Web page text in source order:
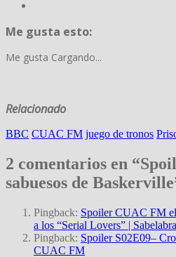
Me gusta esto:
Me gusta Cargando...
Relacionado
BBC CUAC FM juego de tronos
2 comentarios en
sabuesos de
Pingback: Spoiler CUAC FM
a los “Serial Lovers” |
Pingback: Spoiler S02E09–
CUAC FM